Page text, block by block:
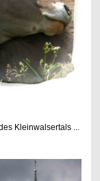
Kleinwalsertals ...